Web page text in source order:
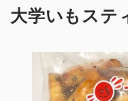
大学いもステ